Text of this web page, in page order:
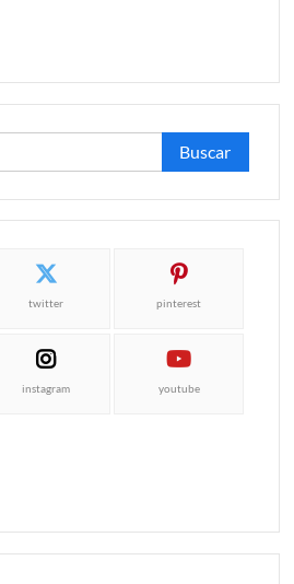
Buscar:
twitter pinterest
instagram youtube